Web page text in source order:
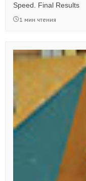
Speed. Final Results
1 мин чтения